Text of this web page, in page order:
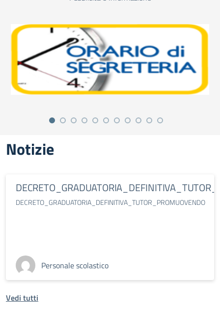
Notizie
DECRETO_GRADUATORIA_DEFINITIVA_TUTOR_PROMUOVENDO
Personale scolastico
Vedi tutti